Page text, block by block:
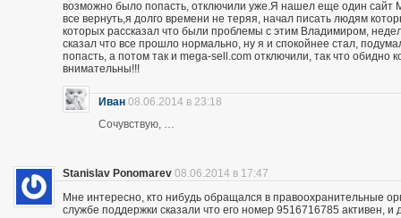
возможно было попасть, отключили уже.Я нашел еще один
все вернуть,я долго времени не теряя, начал писать людям
которых рассказал что были проблемы с этим Владимиром,
сказал что все прошло нормально, ну я и спокойнее стал,
попасть, а потом так и mega-sell.com отключили, так что обидно
внимательны!!!
Иван 08.06.2014 в 23:18
Сочувствую, …
Stanislav Ponomarev 08.06.2014 в 17:47
Мне интересно, кто нибудь обращался в правоохранительные
службе поддержки сказали что его номер 9516716785 активен,